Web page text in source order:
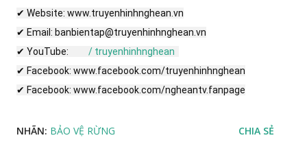
✔ Website: www.truyenhinhnghean.vn
✔ Email: banbientap@truyenhinhnghean.vn
✔ YouTube:
/ truyenhinhnghean
✔ Facebook: www.facebook.com/truyenhinhnghean
✔ Facebook: www.facebook.com/ngheantv.fanpage
NHÃN: BẢO VỆ RỪNG CHIA SẺ